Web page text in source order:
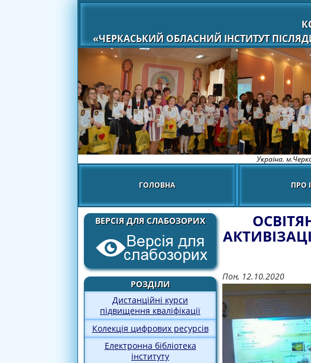
«ЧЕРКАСЬКИЙ ОБЛАСНИЙ ІНСТИТУТ
Україна.
ГОЛОВНА ПРО
ВЕРСІЯ ДЛЯ СЛАБОЗОРИХ
РОЗДІЛИ
Дистанційні курси
підвищення кваліфікації
Колекція цифрових ресурсів
Електронна бібліотека
інституту
Пон, 12.10.2020